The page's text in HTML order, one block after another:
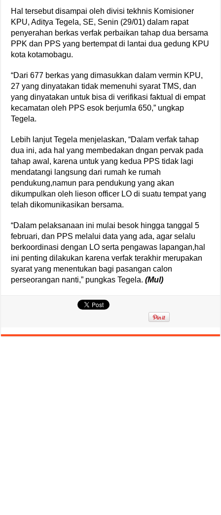
Hal tersebut disampai oleh divisi tekhnis Komisioner
KPU, Aditya Tegela, SE, Senin (29/01) dalam rapat
penyerahan berkas verfak perbaikan tahap dua bersama
PPK dan PPS yang bertempat di lantai dua gedung KPU
kota kotamobagu.
“Dari 677 berkas yang dimasukkan dalam vermin KPU,
27 yang dinyatakan tidak memenuhi syarat TMS, dan
yang dinyatakan untuk bisa di verifikasi faktual di empat
kecamatan oleh PPS esok berjumla 650,” ungkap
Tegela.
Lebih lanjut Tegela menjelaskan, “Dalam verfak tahap
dua ini, ada hal yang membedakan dngan pervak pada
tahap awal, karena untuk yang kedua PPS tidak lagi
mendatangi langsung dari rumah ke rumah
pendukung,namun para pendukung yang akan
dikumpulkan oleh lieson officer LO di suatu tempat yang
telah dikomunikasikan bersama.
“Dalam pelaksanaan ini mulai besok hingga tanggal 5
februari, dan PPS melalui data yang ada, agar selalu
berkoordinasi dengan LO serta pengawas lapangan,hal
ini penting dilakukan karena verfak terakhir merupakan
syarat yang menentukan bagi pasangan calon
perseorangan nanti,” pungkas Tegela.(Mul)